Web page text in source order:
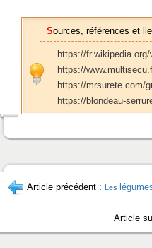
Sources, références et
https://
https://
https://mrsurete.com/
https://blondeau-
Article précédent : Les
Article